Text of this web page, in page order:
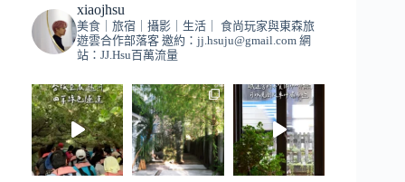
xiaojhsu
美食｜旅宿｜攝影｜生活｜
食尚玩家與東森旅
遊雲合作部落客 邀約： jj.hsuju@gmail.com 網
站：JJ.Hsu百萬流量